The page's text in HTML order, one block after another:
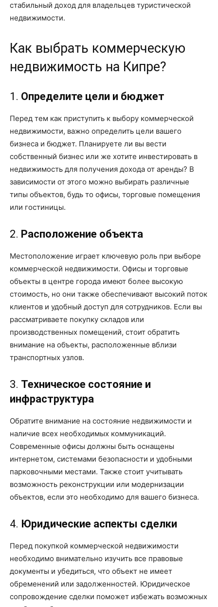
стабильный доход для владельцев туристической
недвижимости.
Как выбрать коммерческую
недвижимость на Кипре?
1. Определите цели и бюджет
Перед тем как приступить к выбору коммерческой
недвижимости, важно определить цели вашего
бизнеса и бюджет. Планируете ли вы вести
собственный бизнес или же хотите инвестировать в
недвижимость для получения дохода от аренды? В
зависимости от этого можно выбирать различные
типы объектов, будь то офисы, торговые помещения
или гостиницы.
2. Расположение объекта
Местоположение играет ключевую роль при выборе
коммерческой недвижимости. Офисы и торговые
объекты в центре города имеют более высокую
стоимость, но они также обеспечивают высокий поток
клиентов и удобный доступ для сотрудников. Если вы
рассматриваете покупку складов или
производственных помещений, стоит обратить
внимание на объекты, расположенные вблизи
транспортных узлов.
3. Техническое состояние и
инфраструктура
Обратите внимание на состояние недвижимости и
наличие всех необходимых коммуникаций.
Современные офисы должны быть оснащены
интернетом, системами безопасности и удобными
парковочными местами. Также стоит учитывать
возможность реконструкции или модернизации
объектов, если это необходимо для вашего бизнеса.
4. Юридические аспекты сделки
Перед покупкой коммерческой недвижимости
необходимо внимательно изучить все правовые
документы и убедиться, что объект не имеет
обременений или задолженностей. Юридическое
сопровождение сделки поможет избежать возможных